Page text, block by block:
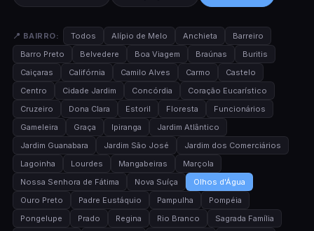
📍 BAIRRO: Todos Alípio de Melo Anchieta
Barreiro
Barro Preto
Belvedere Boa Viagem Braúnas
Buritis
Caiçaras
Califórnia Camilo Alves Carmo
Castelo
Centro
Cidade Jardim Concórdia
Coração Eucarístico
Cruzeiro
Dona Clara Estoril Floresta
Funcionários
Gameleira
Graça Ipiranga
Jardim Atlântico
Jardim Guanabara
Jardim São José
Jardim dos Comerciários
Lagoinha
Lourdes Mangabeiras
Marçola
Nossa Senhora de Fátima
Nova Suíça
Olhos d'Água
Ouro Preto
Padre Eustáquio Pampulha
Pompéia
Pongelupe
Prado Regina Rio Branco
Sagrada Família